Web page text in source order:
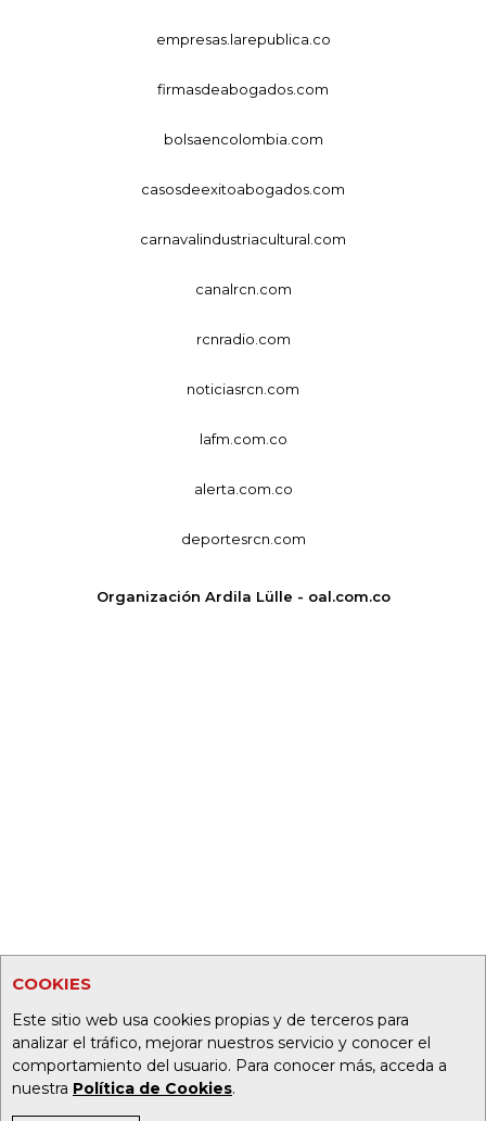
COOKIES
Este sitio web usa cookies propias y de terceros para
analizar el tráfico, mejorar nuestros servicio y conocer el
comportamiento del usuario. Para conocer más, acceda a
nuestra Política de Cookies.
empresas.larepublica.co
firmasdeabogados.com
bolsaencolombia.com
casosdeexitoabogados.com
carnavalindustriacultural.com
canalrcn.com
rcnradio.com
noticiasrcn.com
lafm.com.co
alerta.com.co
deportesrcn.com
Organización Ardila Lülle - oal.com.co